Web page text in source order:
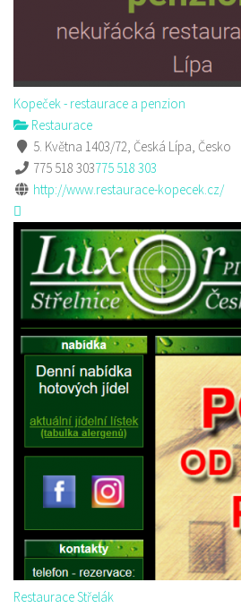
Kopeček - restaurace a penzion
Restaurace
5. Května 1403/72, Česká Lípa, Česko
775 518 303775 518 303
http://www.restaurace-kopecek.cz/
Restaurace Střelák